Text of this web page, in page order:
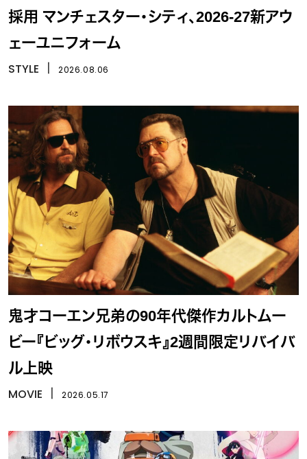
採用 マンチェスター・シティ、2026-27新アウ
ェーユニフォーム
STYLE 2026.08.06
鬼才コーエン兄弟の90年代傑作カルトムー
ビー『ビッグ・リボウスキ』2週間限定リバイバ
ル上映
MOVIE 2026.05.17